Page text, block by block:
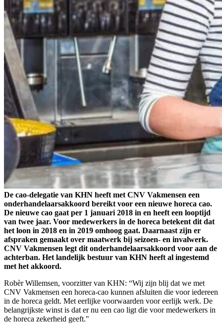
De cao-delegatie van KHN heeft met CNV Vakmensen een
onderhandelaarsakkoord bereikt voor een nieuwe horeca cao.
De nieuwe cao gaat per 1 januari 2018 in en heeft een looptijd
van twee jaar. Voor medewerkers in de horeca betekent dit dat
het loon in 2018 en in 2019 omhoog gaat. Daarnaast zijn er
afspraken gemaakt over maatwerk bij seizoen- en invalwerk.
CNV Vakmensen legt dit onderhandelaarsakkoord voor aan de
achterban. Het landelijk bestuur van KHN heeft al ingestemd
met het akkoord.
Robèr Willemsen, voorzitter van KHN: “Wij zijn blij dat we met
CNV Vakmensen een horeca-cao kunnen afsluiten die voor iedereen
in de horeca geldt. Met eerlijke voorwaarden voor eerlijk werk. De
belangrijkste winst is dat er nu een cao ligt die voor medewerkers in
de horeca zekerheid geeft."